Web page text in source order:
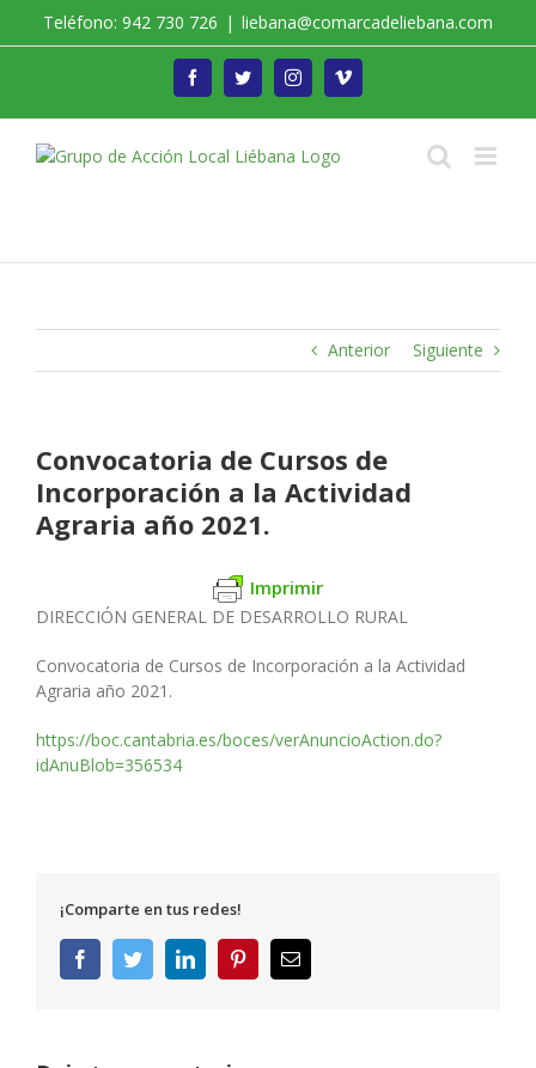
Teléfono: 942 730 726 | liebana@comarcadeliebana.com
FacebookTwitterInstagramVimeo
Anterior Siguiente
Convocatoria de Cursos de
Incorporación a la Actividad
Agraria año 2021.
Imprimir
DIRECCIÓN GENERAL DE DESARROLLO RURAL
Convocatoria de Cursos de Incorporación a la Actividad
Agraria año 2021.
https://boc.cantabria.es/boces/verAnuncioAction.do?
idAnuBlob=356534
¡Comparte en tus redes!
FacebookTwitterLinkedInPinterestCorreo
electrónico